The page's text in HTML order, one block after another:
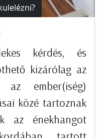
kérdés, és
kizárólag az
az ember(iség)
közé tartoznak
az énekhangot